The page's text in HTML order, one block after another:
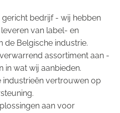
gericht bedrijf - wij hebben
van label- en
de Belgische industrie.
assortiment aan -
in wat wij aanbieden.
industrieën vertrouwen op
aan voor